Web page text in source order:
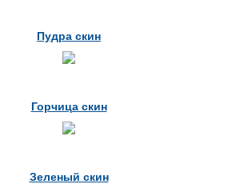
Пудра скин
Горчица скин
Зеленый скин